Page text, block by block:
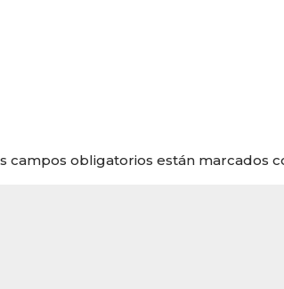
campos obligatorios están marcados